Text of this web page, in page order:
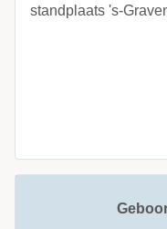
standplaats 's-